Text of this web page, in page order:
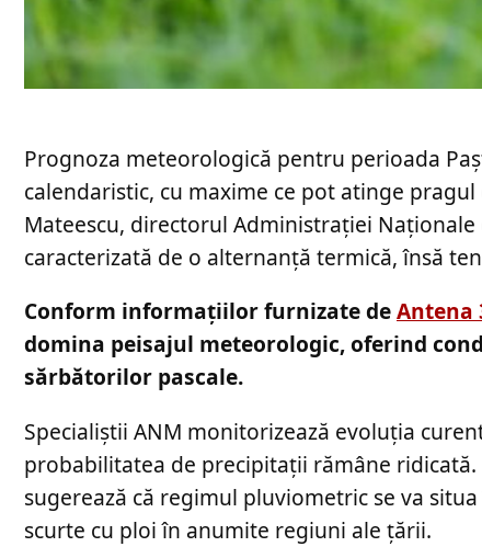
Prognoza meteorologică pentru perioada
calendaristic, cu maxime ce pot atinge
Mateescu, directorul Administrației
caracterizată de o alternanță termică, însă
Conform informațiilor furnizate deAntena
domina peisajul meteorologic, oferind
sărbătorilor pascale.
Specialiștii ANM monitorizează evoluția
probabilitatea de precipitații rămâne
sugerează că regimul pluviometric se va
scurte cu ploi în anumite regiuni ale țării.